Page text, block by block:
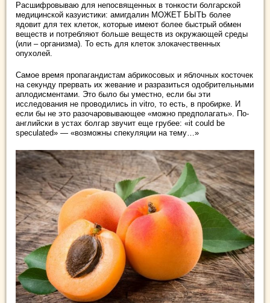
Расшифровываю для непосвященных в тонкости болгарской
медицинской казуистики: амигдалин МОЖЕТ БЫТЬ более
ядовит для тех клеток, которые имеют более быстрый обмен
веществ и потребляют больше веществ из окружающей среды
(или – организма). То есть для клеток злокачественных
опухолей.
Самое время пропагандистам абрикосовых и яблочных косточек
на секунду прервать их жевание и разразиться одобрительными
аплодисментами. Это было бы уместно, если бы эти
исследования не проводились in vitro, то есть, в пробирке. И
если бы не это разочаровывающее «можно предполагать». По-
английски в устах болгар звучит еще грубее: «it could be
speculated» — «возможны спекуляции на тему…»